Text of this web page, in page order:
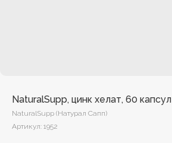
NaturalSupp, цинк хелат, 60 капсул
NaturalSupp (Натурал Сапп)
Артикул: 1952